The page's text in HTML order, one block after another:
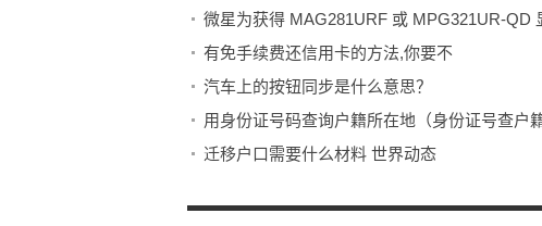
微星为获得 MAG281URF 或 MPG321UR-QD
有免手续费还信用卡的方法,你要不
汽车上的按钮同步是什么意思？
用身份证号码查询户籍所在地（身份证号查户
迁移户口需要什么材料 世界动态